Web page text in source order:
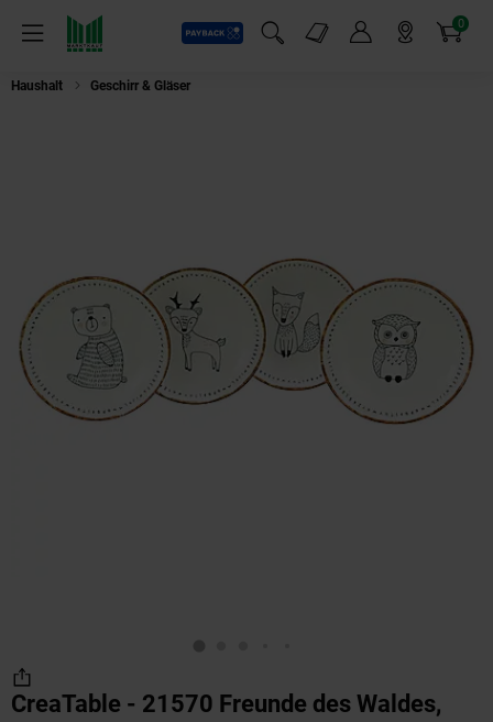
Menü
Payback
Suchfeld einblenden
Markt-Angebote 0
Artikel
Haushalt Geschirr & Gläser
CreaTable - 21570 Freunde des Waldes,